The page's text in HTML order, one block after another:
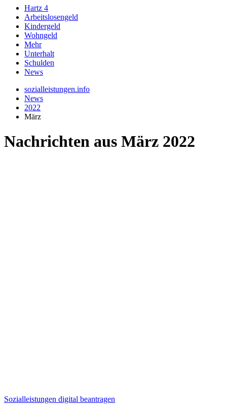
Hartz 4
Arbeitslosengeld
Kindergeld
Wohngeld
Mehr
Unterhalt
Schulden
News
sozialleistungen.info
News
2022
März
Nachrichten aus März 2022
Sozialleistungen digital beantragen